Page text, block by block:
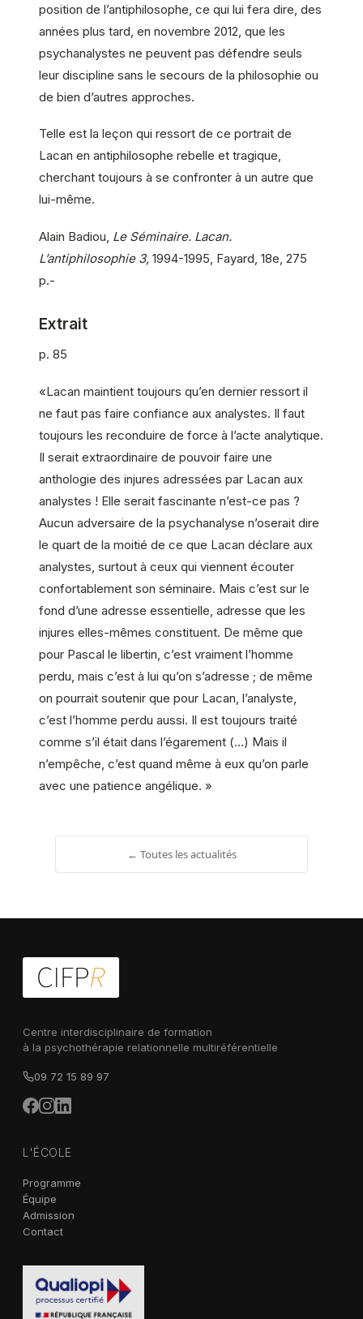
position de l’antiphilosophe, ce qui lui fera dire, des
années plus tard, en novembre 2012, que les
psychanalystes ne peuvent pas défendre seuls
leur discipline sans le secours de la philosophie ou
de bien d’autres approches.
Telle est la leçon qui ressort de ce portrait de
Lacan en antiphilosophe rebelle et tragique,
cherchant toujours à se confronter à un autre que
lui-même.
Alain Badiou, Le Séminaire. Lacan.
L’antiphilosophie 3, 1994-1995, Fayard, 18e, 275
p.-
Extrait
p. 85
«Lacan maintient toujours qu’en dernier ressort il
ne faut pas faire confiance aux analystes. Il faut
toujours les reconduire de force à l’acte analytique.
Il serait extraordinaire de pouvoir faire une
anthologie des injures adressées par Lacan aux
analystes ! Elle serait fascinante n’est-ce pas ?
Aucun adversaire de la psychanalyse n’oserait dire
le quart de la moitié de ce que Lacan déclare aux
analystes, surtout à ceux qui viennent écouter
confortablement son séminaire. Mais c’est sur le
fond d’une adresse essentielle, adresse que les
injures elles-mêmes constituent. De même que
pour Pascal le libertin, c’est vraiment l’homme
perdu, mais c’est à lui qu’on s’adresse ; de même
on pourrait soutenir que pour Lacan, l’analyste,
c’est l’homme perdu aussi. Il est toujours traité
comme s’il était dans l’égarement (…) Mais il
n’empêche, c’est quand même à eux qu’on parle
avec une patience angélique. »
← Toutes les actualités
Centre interdisciplinaire de formation
à la psychothérapie relationnelle multiréférentielle
09 72 15 89 97
L'ÉCOLE
Programme
Équipe
Admission
Contact